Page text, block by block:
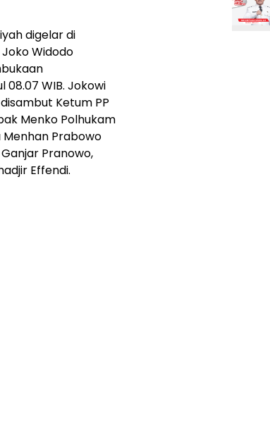
digelar di
Widodo
08.07 WIB. Jokowi
Ketum PP
Menko Polhukam
Menhan Prabowo
Pranowo,
Effendi.